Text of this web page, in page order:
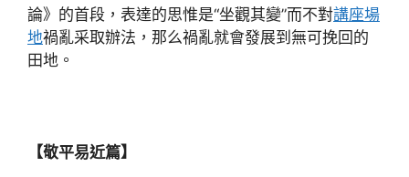
論》的首段，表達的思惟是“坐觀其變”而不對講座場
地禍亂采取辦法，那么禍亂就會發展到無可挽回的
田地。
【敬平易近篇】